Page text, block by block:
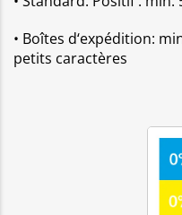
• Boîtes d‘expédition:
petits caractères